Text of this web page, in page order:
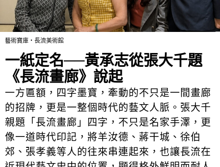
藝術寶庫・長流美術館
一紙定名──黃承志從張大千題
《長流畫廊》說起
一方匾額，四字墨寶，牽動的不只是一間畫廊
的招牌，更是一整個時代的藝文人脈。張大千
親題「長流畫廊」四字，不只是名家手澤，更
像一道時代印記，將羊汝德、蔣干城、徐伯
郊、張孝義等人的往來串連起來，也讓長流在